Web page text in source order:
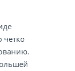
четко